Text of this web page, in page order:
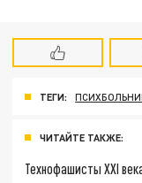
ТЕГИ:
ЧИТАЙТЕ ТАКЖЕ:
Технофашисты XXI